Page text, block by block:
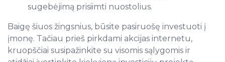
sugebėjimą prisiimti nuostolius.
Baigę šiuos žingsnius, būsite pasiruošę investuoti į
įmonę. Tačiau prieš pirkdami akcijas internetu,
kruopščiai susipažinkite su visomis sąlygomis ir